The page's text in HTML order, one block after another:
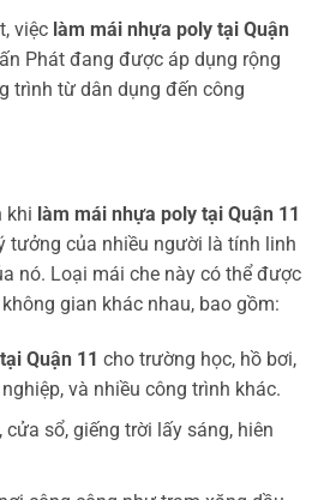
việc làm mái nhựa poly tại Quận
Phát đang được áp dụng rộng
trình từ dân dụng đến công
khi làm mái nhựa poly tại Quận 11
tưởng của nhiều người là tính linh
nó. Loại mái che này có thể được
gian khác nhau, bao gồm:
Quận 11 cho trường học, hồ bơi,
và nhiều công trình khác.
sổ, giếng trời lấy sáng, hiên